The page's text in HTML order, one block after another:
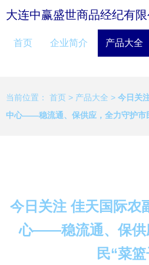
大连中赢盛世商品经纪有限
首页 企业简介 产品大全
当前位置： 首页 > 产品大全 > 今日关
中心——稳流通、保供应，全力守护市
今日关注 佳天国际农
心——稳流通、保供
民“菜